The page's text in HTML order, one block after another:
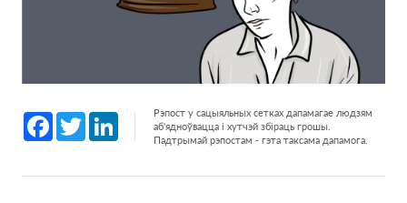
Facebook
Twitter LinkedInРэпост у сацыяльных сетках дапамагае людзям
аб'ядноўвацца і хутчэй збіраць грошы.
Падтрымай рэпостам - гэта таксама дапамога.